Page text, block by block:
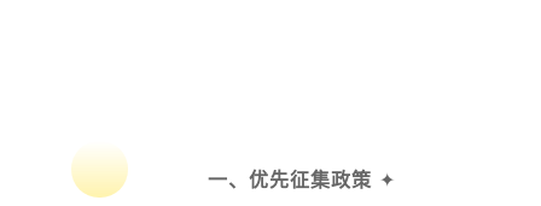
一、优先征集政策 ✦